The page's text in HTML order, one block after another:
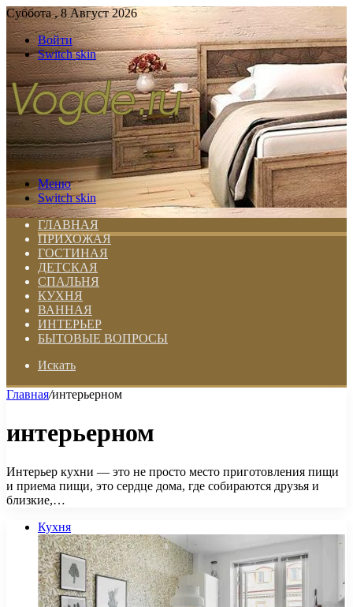
Суббота , 8 Август 2026
Войти
Switch skin
Меню
Switch skin
ГЛАВНАЯ
ПРИХОЖАЯ
ГОСТИНАЯ
ДЕТСКАЯ
СПАЛЬНЯ
КУХНЯ
ВАННАЯ
ИНТЕРЬЕР
БЫТОВЫЕ ВОПРОСЫ
Искать
Главная/интерьерном
интерьерном
Интерьер кухни — это не просто место приготовления пищи
и приема пищи, это сердце дома, где собираются друзья и
близкие,…
Кухня